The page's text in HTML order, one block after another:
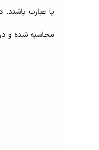
یا عبارت
محاسبه شده و